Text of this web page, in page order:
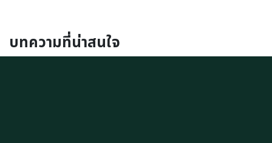
บทความที่น่าสนใจ